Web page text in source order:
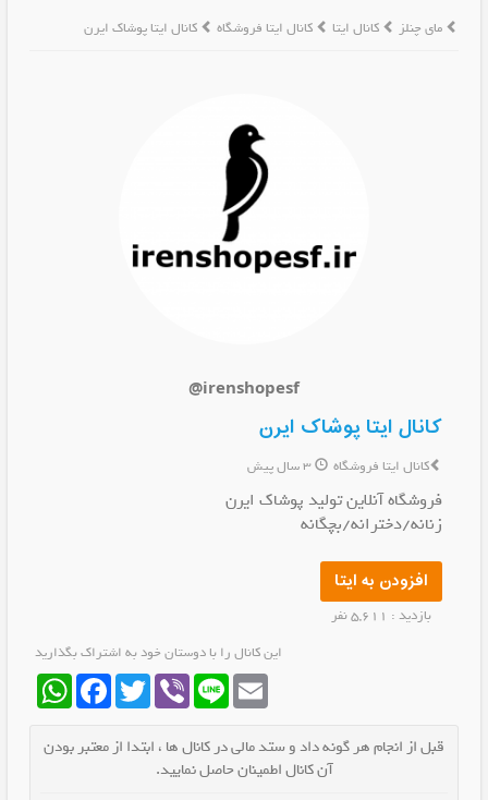
مای چنلز کانال ایتا کانال ایتا فروشگاه کانال ایتا پوشاک ایرن
@irenshopesf
کانال ایتا پوشاک ایرن
کانال ایتا فروشگاه 3 سال پیش
فروشگاه آنلاین تولید پوشاک ایرن
زنانه/دخترانه/بچگانه
افزودن به ایتا
بازدید : 5,611 نفر
این کانال را با دوستان خود به اشتراک بگذارید
WhatsAppFacebookTwitter Viber Line Email
قبل از انجام هر گونه داد و ستد مالی در کانال ها ، ابتدا از معتبر بودن
آن کانال اطمینان حاصل نمایید.